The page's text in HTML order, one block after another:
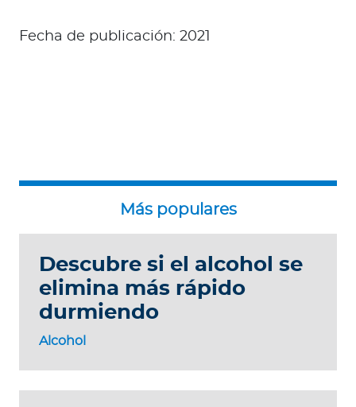
Fecha de publicación: 2021
Alcohol
Descubre si el alcohol se
elimina más rápido
durmiendo